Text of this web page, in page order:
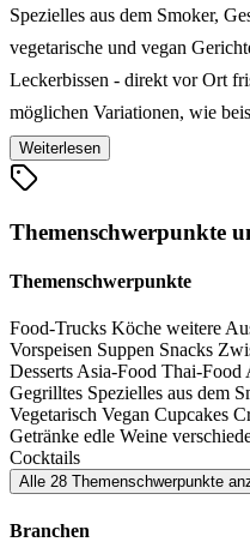
Spezielles aus dem Smoker,
vegetarische und vegan
Leckerbissen - direkt vor Ort
möglichen Variationen, wie
Biere sowie auch Bio-Drinks
Mit ihrem vielfältigen Angebot
EUROPEAN STREET FOOD
kulinarische Herz höher
Weiterlesen
Themenschwerpunkte
Themenschwerpunkte
Food-Trucks Köche weitere
Vorspeisen Suppen Snacks
Desserts Asia-Food Thai-Food
Gegrilltes Spezielles aus dem
Vegetarisch Vegan Cupcakes
Getränke edle Weine
Cocktails
Alle 28 Themenschwerpunkte
Branchen